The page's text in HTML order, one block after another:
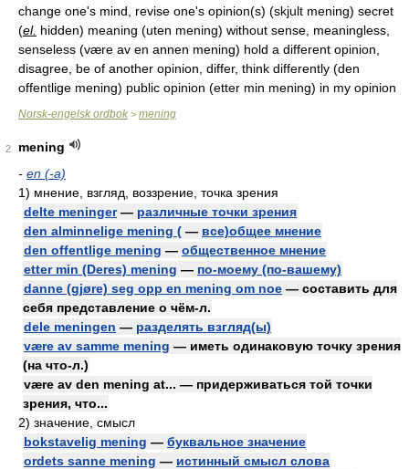
change one's mind, revise one's opinion(s) (skjult mening) secret
(el. hidden) meaning (uten mening) without sense, meaningless,
senseless (være av en annen mening) hold a different opinion,
disagree, be of another opinion, differ, think differently (den
offentlige mening) public opinion (etter min mening) in my opinion
Norsk-engelsk ordbok > mening
2
mening
- en (-a)
1) мнение, взгляд, воззрение, точка зрения
delte meninger— различные точки зрения
den alminnelige mening ( — все)общее мнение
den offentlige mening — общественное мнение
etter min (Deres) mening — по-моему (по-вашему)
danne (gjøre) seg opp en mening om noe — составить для
себя представление о чём-л.
dele meningen — разделять взгляд(ы)
være av samme mening — иметь одинаковую точку зрения
(на что-л.)
være av den mening at... — придерживаться той точки
зрения, что...
2) значение, смысл
bokstavelig mening — буквальное значение
ordets sanne mening — истинный смысл слова